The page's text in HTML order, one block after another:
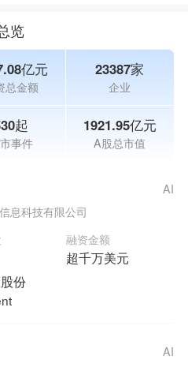
览
亿元
总金额
23387家
企业
起
市事件
1921.95亿元
A股总市值
息科技有限公司
融资金额
超千万美元
AI
份
AI